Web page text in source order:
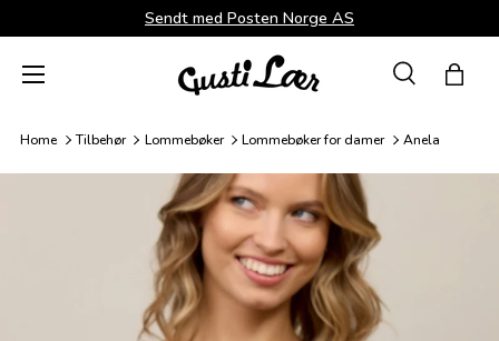
Direkte til innhold
Sendt med Posten Norge AS
Suche
Menü
Home Tilbehør Lommebøker Lommebøker for damer Anela